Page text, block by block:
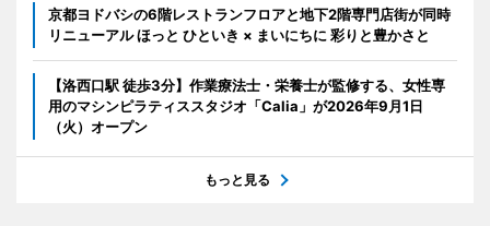
京都ヨドバシの6階レストランフロアと地下2階専門店街が同時
リニューアル ほっと ひといき × まいにちに 彩りと豊かさと
【洛西口駅 徒歩3分】作業療法士・栄養士が監修する、女性専
用のマシンピラティススタジオ「Calia」が2026年9月1日
（火）オープン
もっと見る